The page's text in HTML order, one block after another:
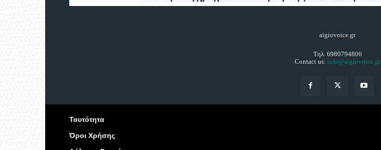
aigiovoice.gr
Τηλ. 6980794806
Contact us: info@aigiovoice.gr
Ταυτότητα
Όροι Χρήσης